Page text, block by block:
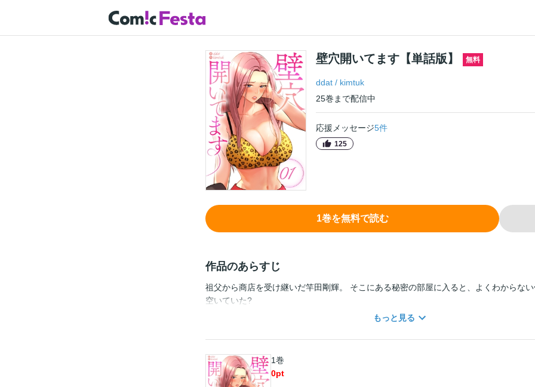
壁穴開いてます【単話版】 無料
ddat / kimtuk
25巻 まで配信中
応援メッセージ5件
125
1巻を無料で読む
作品のあらすじ
祖父から商店を受け継いだ竿田剛輝。 そこにある秘密の部屋に入ると、よくわからな
空いていた?
もっと見る
1巻
0pt